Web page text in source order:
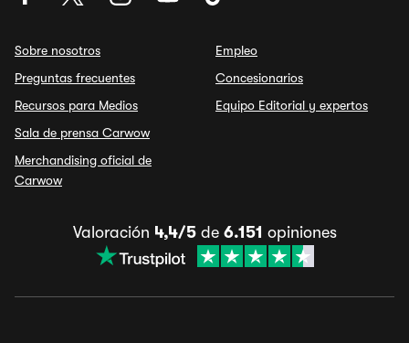
Sobre nosotros
Preguntas frecuentes
Recursos para Medios
Sala de prensa Carwow
Merchandising oficial de
Carwow
Empleo
Concesionarios
Equipo Editorial y expertos
Valoración 4,4/5de 6.151 opiniones